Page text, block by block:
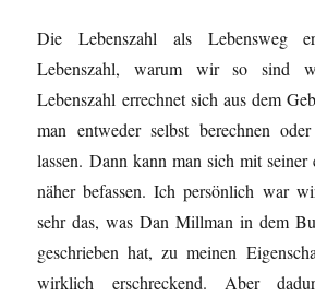
Die Lebenszahl als Lebensweg
Lebenszahl, warum wir so sind
Lebenszahl errechnet sich aus dem
man entweder selbst berechnen
lassen. Dann kann man sich mit seiner
näher befassen. Ich persönlich war
sehr das, was Dan Millman in dem
geschrieben hat, zu meinen
wirklich erschreckend. Aber